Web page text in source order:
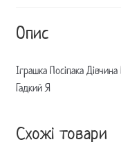
Опис
Іграшка Посіпака
Гадкий Я
Схожі товари